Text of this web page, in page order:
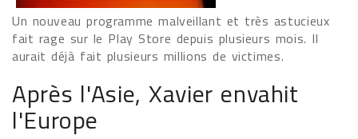
Un nouveau programme malveillant et très astucieux
fait rage sur le Play Store depuis plusieurs mois. Il
aurait déjà fait plusieurs millions de victimes.
Après l'Asie, Xavier envahit
l'Europe